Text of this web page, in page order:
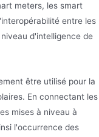
meters, les smart
entre les
d'intelligence de
être utilisé pour la
En connectant les
mises à niveau à
l'occurrence des